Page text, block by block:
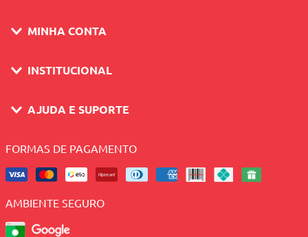
MINHA CONTA
INSTITUCIONAL
AJUDA E SUPORTE
FORMAS DE PAGAMENTO
AMBIENTE SEGURO